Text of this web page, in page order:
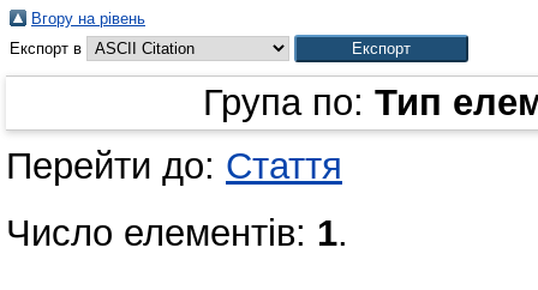
Вгору на рівень
Експорт в
Група по: Тип
Перейти до: Стаття
Число елементів: 1.